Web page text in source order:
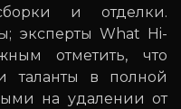
и отделки.
эксперты What Hi-
отметить, что
таланты в полной
на удалении от